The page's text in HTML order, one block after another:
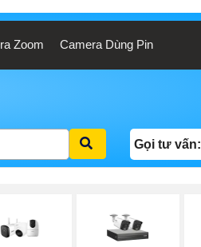
Zoom Camera Dùng Pin
Gọi tư vấn: